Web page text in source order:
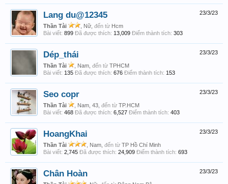
23/3/23
Lang du@12345
Thần Tài , Nữ, đến từ Hcm
Bài viết: 899 Đã được thích: 13,009 Điểm thành tích: 303
23/3/23
Dép_thái
Thần Tài , Nam, đến từ TPHCM
Bài viết: 135 Đã được thích: 676 Điểm thành tích: 153
23/3/23
Seo copr
Thần Tài , Nam, 43, đến từ TP.HCM
Bài viết: 468 Đã được thích: 6,527 Điểm thành tích: 403
23/3/23
HoangKhai
Thần Tài , Nam, đến từ TP Hồ Chí Minh
Bài viết: 2,745 Đã được thích: 24,909 Điểm thành tích: 693
23/3/23
Chân Hoàn